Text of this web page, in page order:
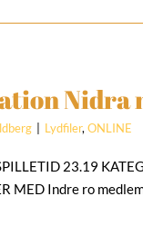
Nidra
Lydfiler,ONLINE
23.19
MED Indre ro